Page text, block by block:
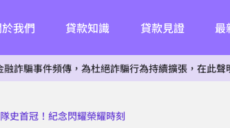
我們 貸款知識 貸款見證 最
，為杜絕詐騙行為持續擴張，在此聲明【1.台灣理
史首冠！紀念閃耀榮耀時刻